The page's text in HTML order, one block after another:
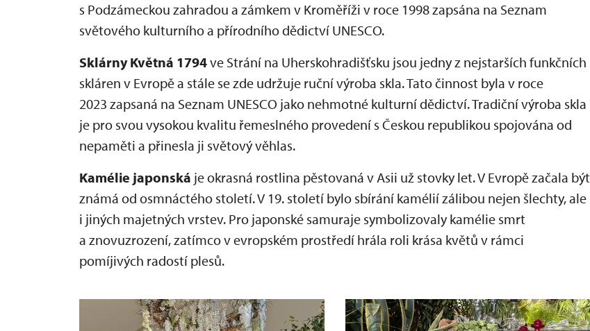
s Podzámeckou zahradou a zámkem v Kroměříži v roce 1998 zapsána na Seznam
světového kulturního a přírodního dědictví UNESCO.
Sklárny Květná 1794ve Strání na Uherskohradišťsku jsou jedny z nejstarších funkčních
skláren v Evropě a stále se zde udržuje ruční výroba skla. Tato činnost byla v roce
2023 zapsaná na Seznam UNESCO jako nehmotné kulturní dědictví. Tradiční výroba skla
je pro svou vysokou kvalitu řemeslného provedení s Českou republikou spojována od
nepaměti a přinesla ji světový věhlas.
Kamélie japonská je okrasná rostlina pěstovaná v Asii už stovky let. V Evropě začala být
známá od osmnáctého století. V 19. století bylo sbírání kamélií zálibou nejen šlechty, ale
i jiných majetných vrstev. Pro japonské samuraje symbolizovaly kamélie smrt
a znovuzrození, zatímco v evropském prostředí hrála roli krása květů v rámci
pomíjivých radostí plesů.